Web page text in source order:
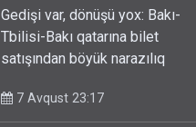
Geri çağırılan səfir Abel
Məhərrəmovun oğludur - DOSYE
Gedişi var, dönüşü yox: Bakı-
Tbilisi-Bakı qatarına bilet
satışından böyük narazılıq
7 Avqust 23:17